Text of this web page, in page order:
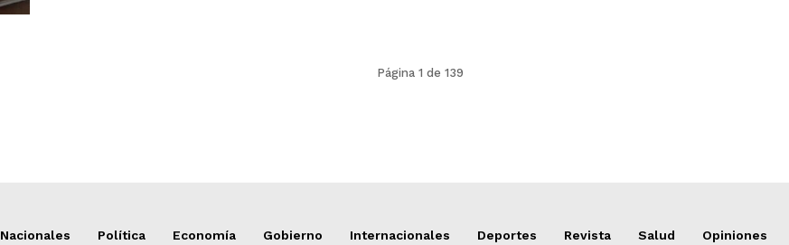
Página 1 de 139
Nacionales Política Economía Gobierno Internacionales Deportes Revista Salud Opiniones